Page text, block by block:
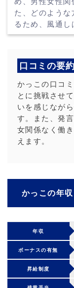
た、どのような
るため、風通し
口コミの要約
かっこの口コ
とに挑戦させ
いを感じなが
す。また、発
女関係なく働
えます。
かっこの年
年収
ボーナスの有無
昇給制度